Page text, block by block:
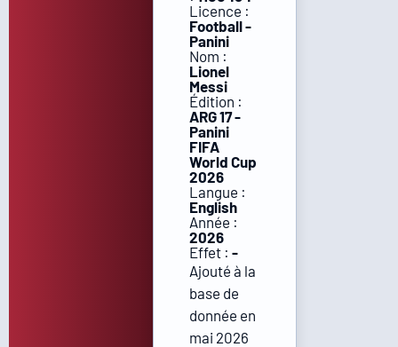
Licence :
Football -
Panini
Nom :
Lionel
Messi
Édition :
ARG 17 -
Panini
FIFA
World Cup
2026
Langue :
English
Année :
2026
Effet : -
Ajouté à la
base de
donnée en
mai 2026